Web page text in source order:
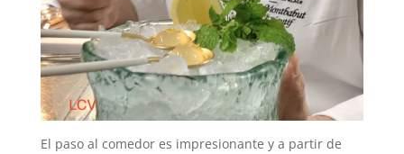
El paso al comedor es impresionante y a partir de